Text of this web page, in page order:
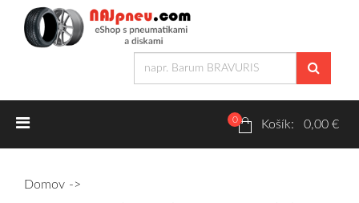
Letné pneumatiky 0 Košík: 0,00 €
Domov